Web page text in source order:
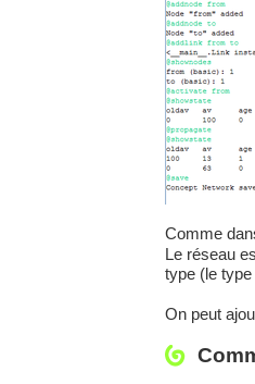
Comme
Le réseau
type (le
On peut